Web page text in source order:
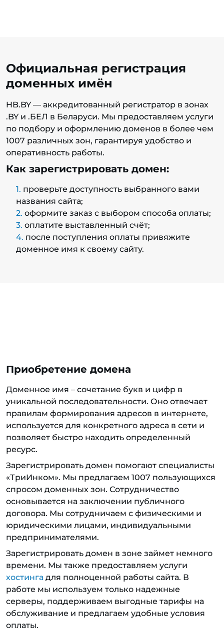
Официальная регистрация
доменных имён
HB.BY — аккредитованный регистратор в зонах
.BY и .БЕЛ в Беларуси. Мы предоставляем услуги
по подбору и оформлению доменов в более чем
1007 различных зон, гарантируя удобство и
оперативность работы.
Как зарегистрировать домен:
проверьте доступность выбранного вами
названия сайта;
оформите заказ с выбором способа оплаты;
оплатите выставленный счёт;
после поступления оплаты привяжите
доменное имя к своему сайту.
Приобретение домена
Доменное имя – сочетание букв и цифр в
уникальной последовательности. Оно отвечает
правилам формирования адресов в интернете,
используется для конкретного адреса в сети и
позволяет быстро находить определенный
ресурс.
Зарегистрировать домен помогают специалисты
«ТриИнком». Мы предлагаем 1007 пользующихся
спросом доменных зон. Сотрудничество
основывается на заключении публичного
договора. Мы сотрудничаем с физическими и
юридическими лицами, индивидуальными
предпринимателями.
Зарегистрировать домен в зоне займет немного
времени. Мы также предоставляем услуги
хостинга для полноценной работы сайта. В
работе мы используем только надежные
серверы, поддерживаем выгодные тарифы на
обслуживание и предлагаем удобные условия
оплаты.